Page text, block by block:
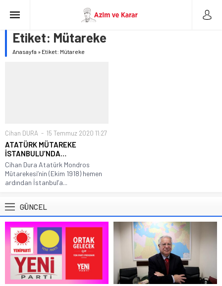
Etiket: Mütareke
Anasayfa » Etiket: Mütareke
Cihan DURA 15 Temmuz 2020 11:27
ATATÜRK MÜTAREKE
İSTANBULU’NDA…
Cihan Dura Atatürk Mondros
Mütarekesi’nin (Ekim 1918) hemen
ardından İstanbul’a...
GÜNCEL